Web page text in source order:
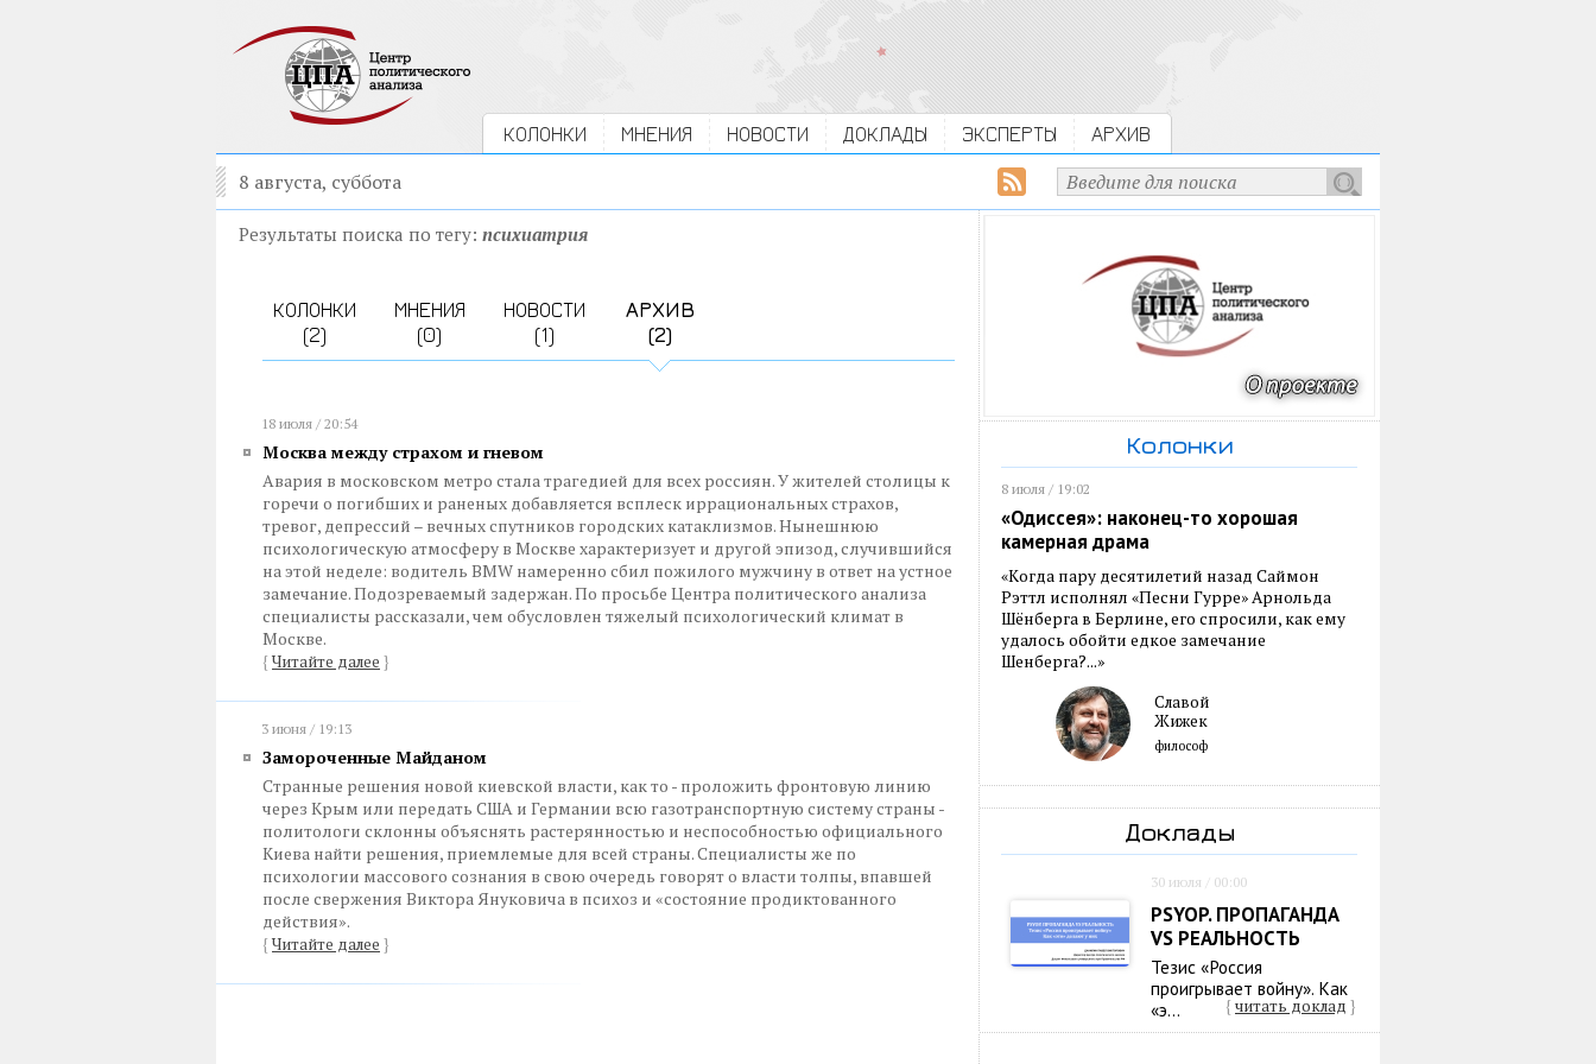
КОЛОНКИ МНЕНИЯ НОВОСТИ ДОКЛАДЫ ЭКСПЕРТЫ АРХИВ
8 августа, суббота
Результаты поиска по тегу: психиатрия
КОЛОНКИ
(2)
МНЕНИЯ
(0)
НОВОСТИ
(1)
АРХИВ
(2)
18 июля / 20:54
Москва между страхом и гневом
Авария в московском метро стала трагедией для всех россиян. У жителей столицы к
горечи о погибших и раненых добавляется всплеск иррациональных страхов,
тревог, депрессий – вечных спутников городских катаклизмов. Нынешнюю
психологическую атмосферу в Москве характеризует и другой эпизод, случившийся
на этой неделе: водитель BMW намеренно сбил пожилого мужчину в ответ на устное
замечание. Подозреваемый задержан. По просьбе Центра политического анализа
специалисты рассказали, чем обусловлен тяжелый психологический климат в
Москве.
{ Читайте далее }
3 июня / 19:13
Замороченные Майданом
Странные решения новой киевской власти, как то - проложить фронтовую линию
через Крым или передать США и Германии всю газотранспортную систему страны -
политологи склонны объяснять растерянностью и неспособностью официального
Киева найти решения, приемлемые для всей страны. Специалисты же по
психологии массового сознания в свою очередь говорят о власти толпы, впавшей
после свержения Виктора Януковича в психоз и «состояние продиктованного
действия».
{ Читайте далее }
Колонки
8 июля / 19:02
«Одиссея»: наконец-то хорошая
камерная драма
«Когда пару десятилетий назад Саймон
Рэттл исполнял «Песни Гурре» Арнольда
Шёнберга в Берлине, его спросили, как ему
удалось обойти едкое замечание
Шенберга?...»
Славой
Жижек
философ
Доклады
30 июля / 00:00
PSYOP. ПРОПАГАНДА
VS РЕАЛЬНОСТЬ
Тезис «Россия
проигрывает войну». Как
«э...
{ читать доклад }